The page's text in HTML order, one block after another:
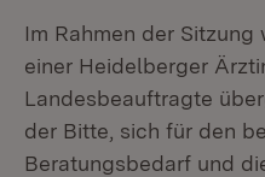
Im Rahmen der
einer Heidelberger
Landesbeauftragte
der Bitte, sich für den
Beratungsbedarf und